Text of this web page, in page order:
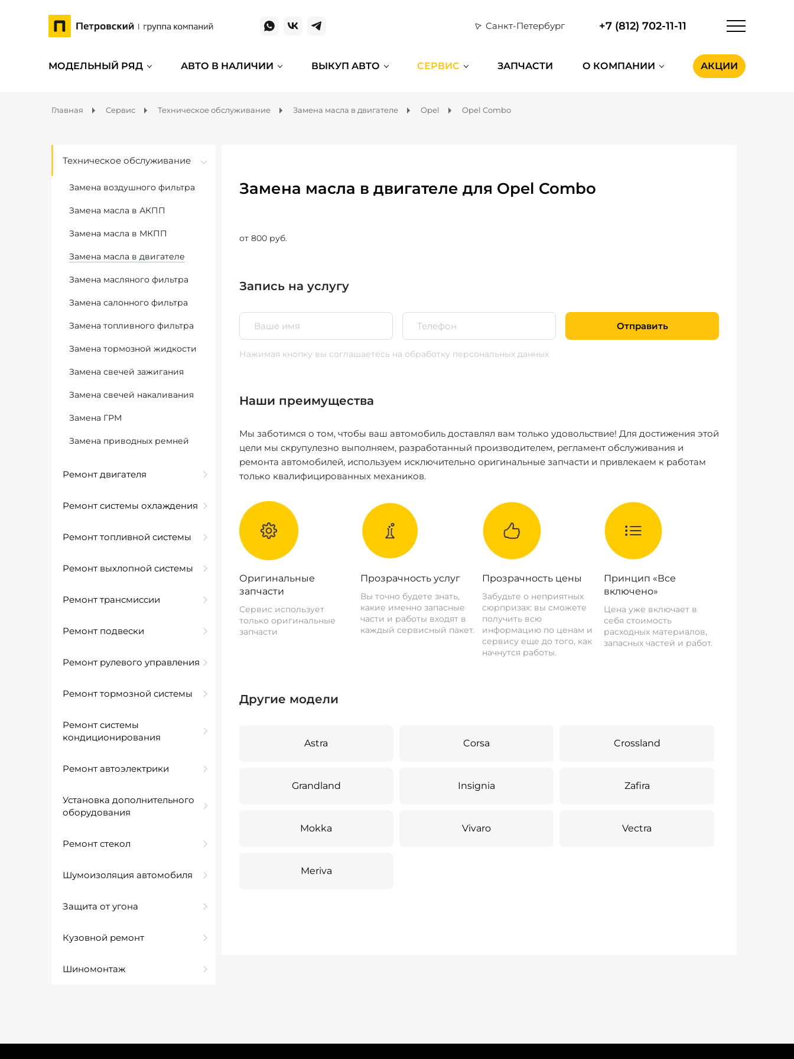
Санкт-Петербург +7 (812) 702-11-11
МОДЕЛЬНЫЙ РЯД АВТО В НАЛИЧИИ ВЫКУП АВТО СЕРВИС ЗАПЧАСТИ О КОМПАНИИ АКЦИИ
Главная Сервис Техническое обслуживание Замена масла в двигателе Opel Opel Combo
Техническое обслуживание
Замена воздушного фильтра
Замена масла в АКПП
Замена масла в МКПП
Замена масла в двигателе
Замена масляного фильтра
Замена салонного фильтра
Замена топливного фильтра
Замена тормозной жидкости
Замена свечей зажигания
Замена свечей накаливания
Замена ГРМ
Замена приводных ремней
Ремонт двигателя
Ремонт системы охлаждения
Ремонт топливной системы
Ремонт выхлопной системы
Ремонт трансмиссии
Ремонт подвески
Ремонт рулевого управления
Ремонт тормозной системы
Ремонт системы
кондиционирования
Ремонт автоэлектрики
Установка дополнительного
оборудования
Ремонт стекол
Шумоизоляция автомобиля
Защита от угона
Кузовной ремонт
Шиномонтаж
Замена масла в двигателе для Opel Combo
от 800 руб.
Запись на услугу
Отправить
Нажимая кнопку вы соглашаетесь на обработку персональных данных
Наши преимущества
Мы заботимся о том, чтобы ваш автомобиль доставлял вам только удовольствие! Для достижения этой
цели мы скрупулезно выполняем, разработанный производителем, регламент обслуживания и
ремонта автомобилей, используем исключительно оригинальные запчасти и привлекаем к работам
только квалифицированных механиков.
Оригинальные
запчасти
Сервис использует
только оригинальные
запчасти
Прозрачность услуг
Вы точно будете знать,
какие именно запасные
части и работы входят в
каждый сервисный пакет.
Прозрачность цены
Забудьте о неприятных
сюрпризах: вы сможете
получить всю
информацию по ценам и
сервису еще до того, как
начнутся работы.
Принцип «Все
включено»
Цена уже включает в
себя стоимость
расходных материалов,
запасных частей и работ.
Другие модели
Astra Corsa Crossland
Grandland Insignia Zafira
Mokka Vivaro Vectra
Meriva